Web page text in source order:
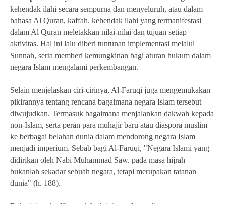
kehendak ilahi secara sempurna dan menyeluruh, atau dalam
bahasa Al Quran, kaffah. kehendak ilahi yang termanifestasi
dalam Al Quran meletakkan nilai-nilai dan tujuan setiap
aktivitas. Hal ini lalu diberi tuntunan implementasi melalui
Sunnah, serta memberi kemungkinan bagi aturan hukum dalam
negara Islam mengalami perkembangan.
Selain menjelaskan ciri-cirinya, Al-Faruqi juga mengemukakan
pikirannya tentang rencana bagaimana negara Islam tersebut
diwujudkan. Termasuk bagaimana menjalankan dakwah kepada
non-Islam, serta peran para muhajir baru atau diaspora muslim
ke berbagai belahan dunia dalam mendorong negara Islam
menjadi imperium. Sebab bagi Al-Faruqi, "Negara Islami yang
didirikan oleh Nabi Muhammad Saw. pada masa hijrah
bukanlah sekadar sebuah negara, tetapi merupakan tatanan
dunia" (h. 188).